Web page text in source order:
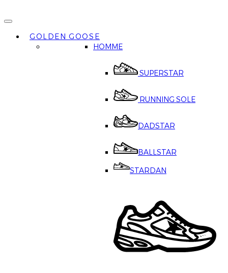
GOLDEN GOOSE
HOMME
SUPERSTAR
RUNNING SOLE
DADSTAR
BALLSTAR
STARDAN